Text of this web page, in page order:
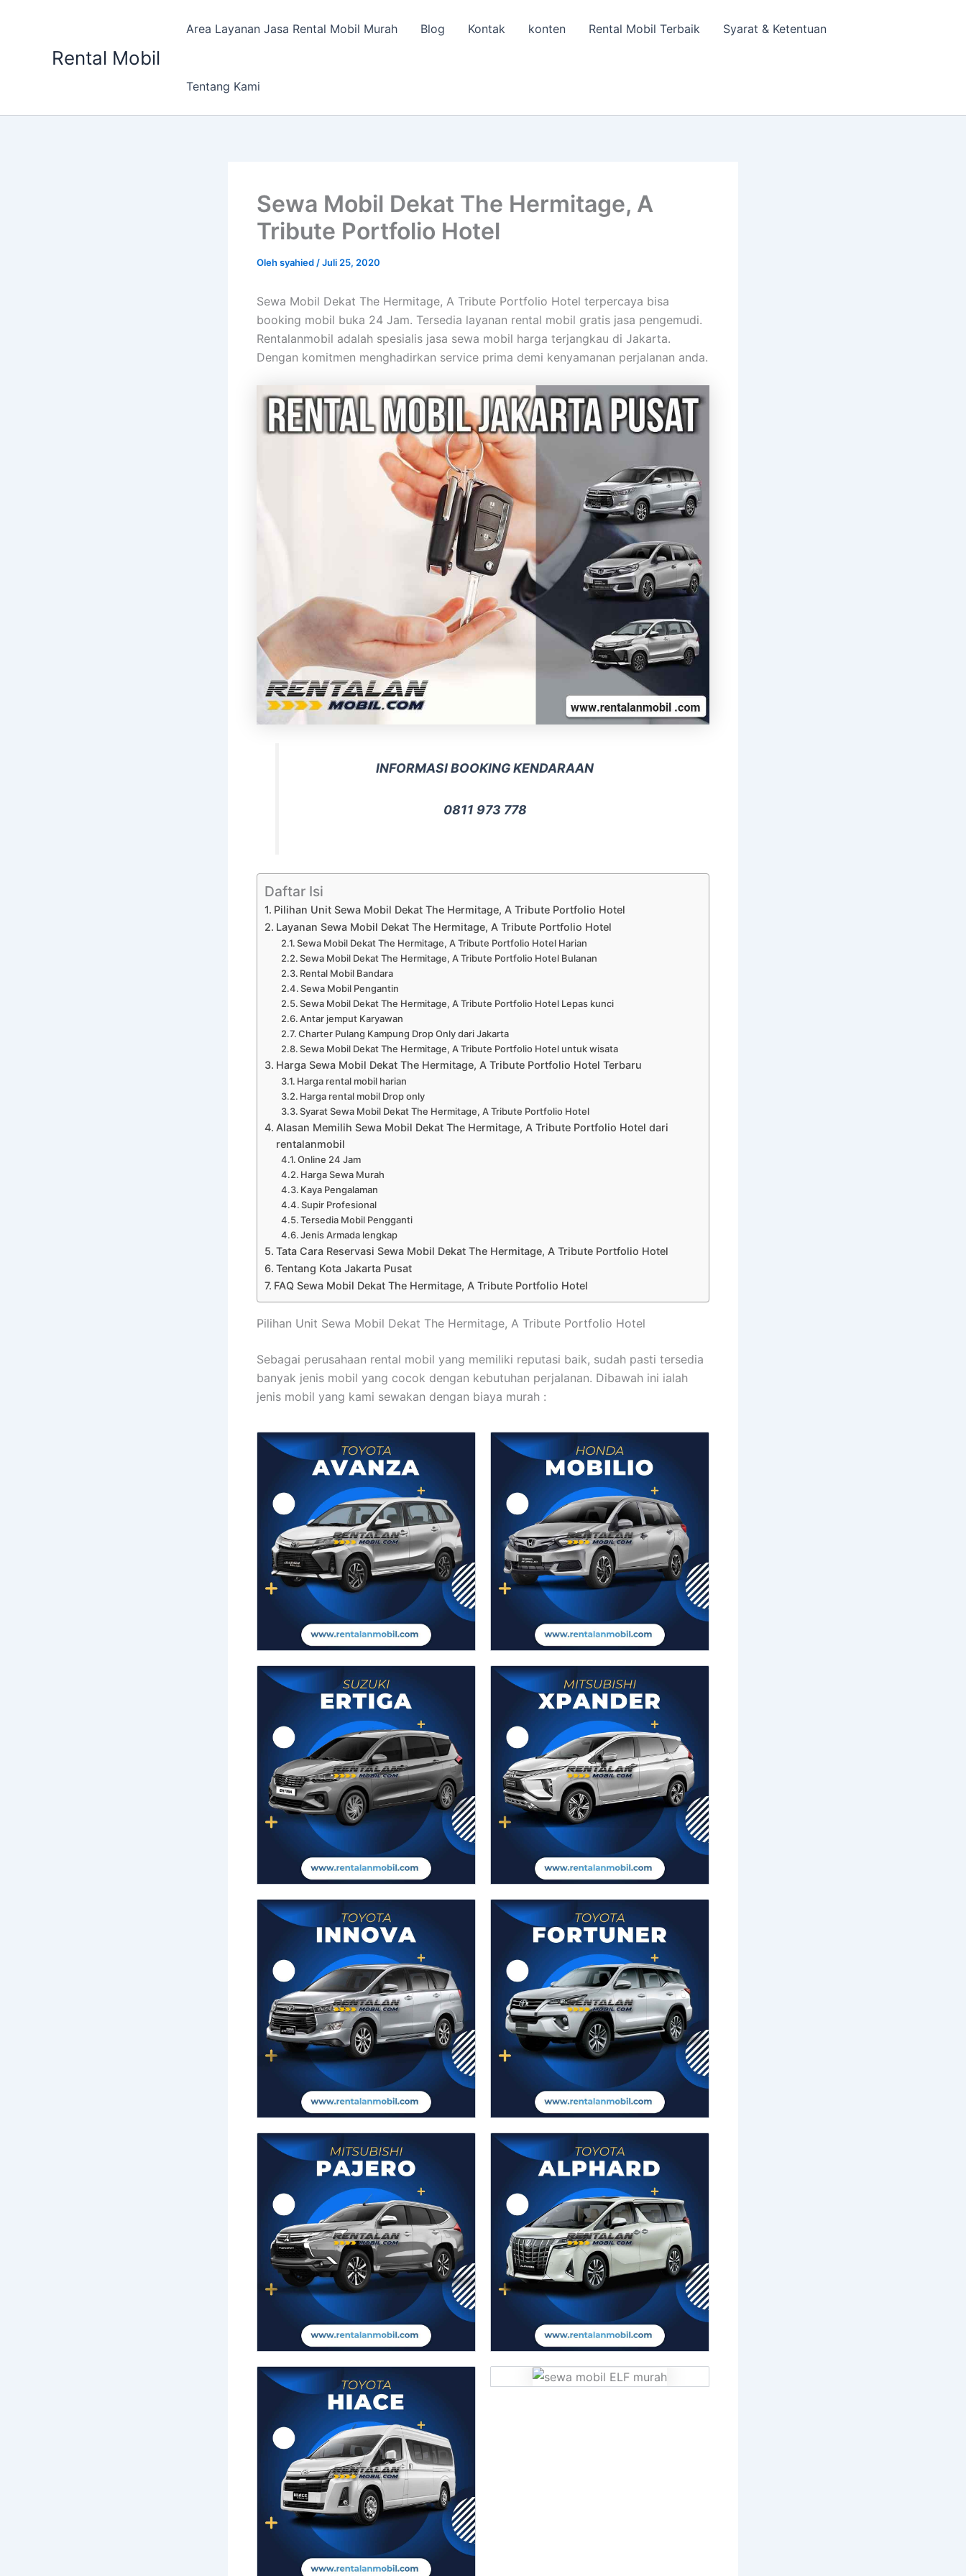
Rental Mobil
Area Layanan Jasa Rental Mobil Murah Blog Kontak konten Rental Mobil Terbaik Syarat & Ketentuan
Tentang Kami
Sewa Mobil Dekat The Hermitage, A
Tribute Portfolio Hotel
Olehsyahied /Juli 25, 2020
Sewa Mobil Dekat The Hermitage, A Tribute Portfolio Hotel terpercaya bisa
booking mobil buka 24 Jam. Tersedia layanan rental mobil gratis jasa pengemudi.
Rentalanmobil adalah spesialis jasa sewa mobil harga terjangkau di Jakarta.
Dengan komitmen menghadirkan service prima demi kenyamanan perjalanan anda.
INFORMASI BOOKING KENDARAAN
0811 973 778
Daftar Isi
Pilihan Unit Sewa Mobil Dekat The Hermitage, A Tribute Portfolio Hotel
Layanan Sewa Mobil Dekat The Hermitage, A Tribute Portfolio Hotel
Sewa Mobil Dekat The Hermitage, A Tribute Portfolio Hotel Harian
Sewa Mobil Dekat The Hermitage, A Tribute Portfolio Hotel Bulanan
Rental Mobil Bandara
Sewa Mobil Pengantin
Sewa Mobil Dekat The Hermitage, A Tribute Portfolio Hotel Lepas kunci
Antar jemput Karyawan
Charter Pulang Kampung Drop Only dari Jakarta
Sewa Mobil Dekat The Hermitage, A Tribute Portfolio Hotel untuk wisata
Harga Sewa Mobil Dekat The Hermitage, A Tribute Portfolio Hotel Terbaru
Harga rental mobil harian
Harga rental mobil Drop only
Syarat Sewa Mobil Dekat The Hermitage, A Tribute Portfolio Hotel
Alasan Memilih Sewa Mobil Dekat The Hermitage, A Tribute Portfolio Hotel dari
rentalanmobil
Online 24 Jam
Harga Sewa Murah
Kaya Pengalaman
Supir Profesional
Tersedia Mobil Pengganti
Jenis Armada lengkap
Tata Cara Reservasi Sewa Mobil Dekat The Hermitage, A Tribute Portfolio Hotel
Tentang Kota Jakarta Pusat
FAQ Sewa Mobil Dekat The Hermitage, A Tribute Portfolio Hotel
Pilihan Unit Sewa Mobil Dekat The Hermitage, A Tribute Portfolio Hotel
Sebagai perusahaan rental mobil yang memiliki reputasi baik, sudah pasti tersedia
banyak jenis mobil yang cocok dengan kebutuhan perjalanan. Dibawah ini ialah
jenis mobil yang kami sewakan dengan biaya murah :